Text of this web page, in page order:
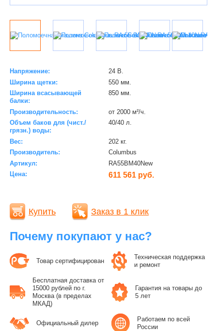
Напряжение:
24 В.
Ширина щетки:
550 мм.
Ширина всасывающей
балки:
850 мм.
Производительность:
от 2000 м²/ч.
Объем баков для (чист./
грязн.) воды:
40/40 л.
Вес:
202 кг.
Производитель:
Columbus
Артикул:
RA55ВM40New
Цена:
611 561 руб.
Купить Заказ в 1 клик
Почему покупают у нас?
Товар сертифицирован
Техническая поддержка
и ремонт
Бесплатная доставка от
15000 рублей по г.
Москва (в пределах
МКАД)
Гарантия на товары до
5 лет
Официальный дилер
Работаем по всей
России